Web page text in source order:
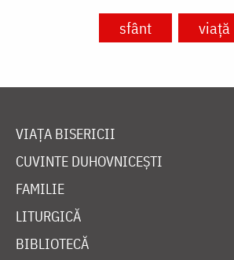
CUVINTE DUHOVNICEȘTI
BIBLIOTECĂ
ÎNTREABĂ PREOTUL
MEDIA
ȘTIRI
HRAMUL SFINTEI CUVIOASE